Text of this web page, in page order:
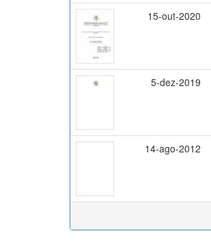
15-out-2020
5-dez-2019
14-ago-2012